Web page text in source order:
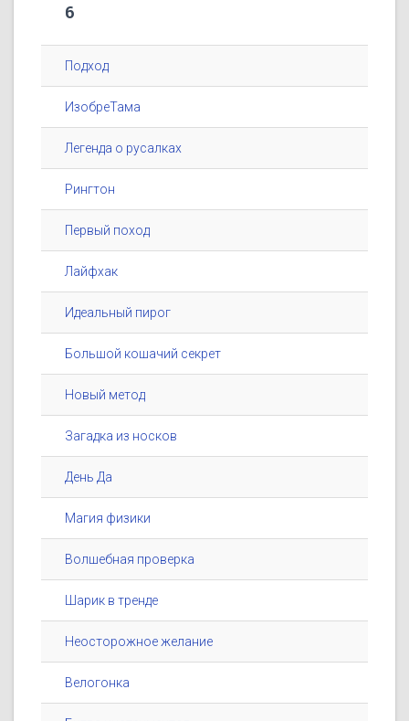
6
Подход
ИзобреТама
Легенда о русалках
Рингтон
Первый поход
Лайфхак
Идеальный пирог
Большой кошачий секрет
Новый метод
Загадка из носков
День Да
Магия физики
Волшебная проверка
Шарик в тренде
Неосторожное желание
Велогонка